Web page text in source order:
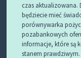
czas aktualizowana.
będziecie mieć
porównywarka
pozabankowych
informacje, które są
stanem